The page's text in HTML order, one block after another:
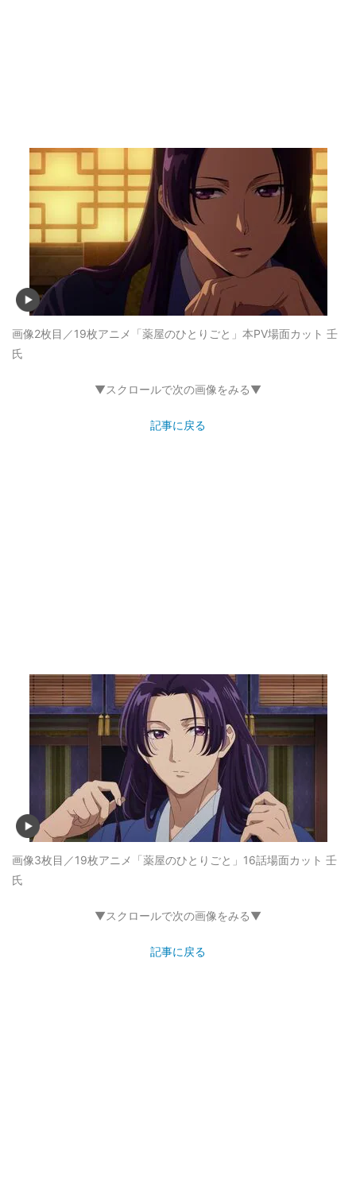
画像2枚目／19枚アニメ「薬屋のひとりごと」本PV場面カット 壬
氏
▼スクロールで次の画像をみる▼
記事に戻る
画像3枚目／19枚アニメ「薬屋のひとりごと」16話場面カット 壬
氏
▼スクロールで次の画像をみる▼
記事に戻る